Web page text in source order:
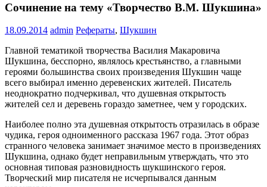
Сочинение на тему «Творчество В.М. Шукшина»
18.09.2014 admin Рефераты, Шукшин
Главной тематикой творчества Василия Макаровича
Шукшина, бесспорно, являлось крестьянство, а главными
героями большинства своих произведения Шукшин чаще
всего выбирал именно деревенских жителей. Писатель
неоднократно подчеркивал, что душевная открытость
жителей сел и деревень гораздо заметнее, чем у городских.
Наиболее полно эта душевная открытость отразилась в образе
чудика, героя одноименного рассказа 1967 года. Этот образ
странного человека занимает значимое место в произведениях
Шукшина, однако будет неправильным утверждать, что это
основная типовая разновидность шукшинского героя.
Творческий мир писателя не исчерпывался данным